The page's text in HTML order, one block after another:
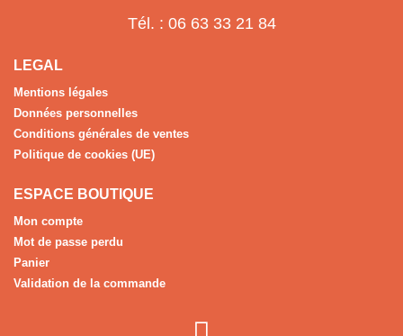
Tél. : 06 63 33 21 84
LEGAL
Mentions légales
Données personnelles
Conditions générales de ventes
Politique de cookies (UE)
ESPACE BOUTIQUE
Mon compte
Mot de passe perdu
Panier
Validation de la commande